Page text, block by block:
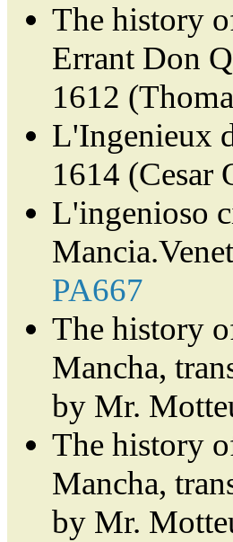
The history
Errant Don
1612
L'Ingenieux
1614 (Cesar
L'ingenioso
PA667
The history
Mancha,
by Mr.
The history
Mancha,
by Mr.